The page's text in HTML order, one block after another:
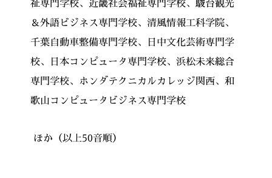
祉専門学校、近畿社会福祉専門学校、駿台観光
＆外語ビジネス専門学校、清風情報工科学院、
千葉自動車整備専門学校、日中文化芸術専門学
校、日本コンピュータ専門学校、浜松未来総合
専門学校、ホンダテクニカルカレッジ関西、和
歌山コンピュータビジネス専門学校
ほか（以上50音順）